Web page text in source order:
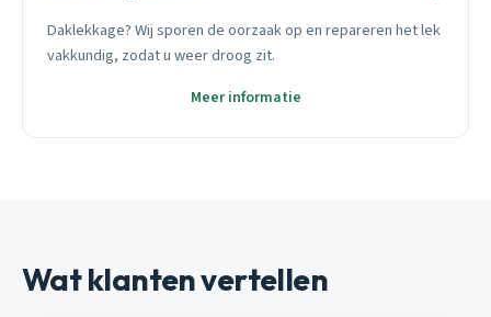
Daklekkage? Wij sporen de oorzaak op en repareren het lek
vakkundig, zodat u weer droog zit.
Meer informatie
Wat klanten vertellen